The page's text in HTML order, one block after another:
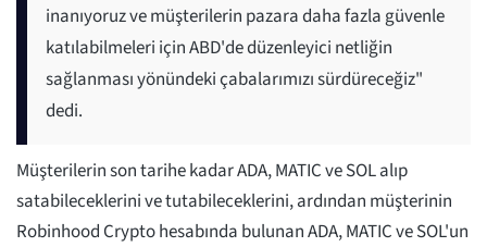
inanıyoruz ve müşterilerin pazara daha fazla güvenle
katılabilmeleri için ABD'de düzenleyici netliğin
sağlanması yönündeki çabalarımızı sürdüreceğiz"
dedi.
Müşterilerin son tarihe kadar ADA, MATIC ve SOL alıp
satabileceklerini ve tutabileceklerini, ardından müşterinin
Robinhood Crypto hesabında bulunan ADA, MATIC ve SOL'un